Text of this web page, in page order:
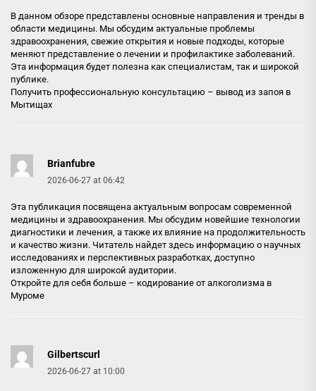
В данном обзоре представлены основные направления и тренды в
области медицины. Мы обсудим актуальные проблемы
здравоохранения, свежие открытия и новые подходы, которые
меняют представление о лечении и профилактике заболеваний.
Эта информация будет полезна как специалистам, так и широкой
публике.
Получить профессиональную консультацию – вывод из запоя в
Мытищах
Brianfubre
2026-06-27 at 06:42
Эта публикация посвящена актуальным вопросам современной
медицины и здравоохранения. Мы обсудим новейшие технологии
диагностики и лечения, а также их влияние на продолжительность
и качество жизни. Читатель найдет здесь информацию о научных
исследованиях и перспективных разработках, доступно
изложенную для широкой аудитории.
Откройте для себя больше – кодирование от алкоголизма в
Муроме
Gilbertscurl
2026-06-27 at 10:00